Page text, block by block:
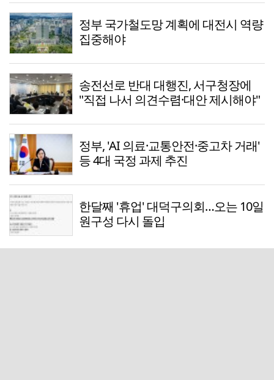
정부 국가철도망 계획에 대전시 역량
집중해야
송전선로 반대 대행진, 서구청장에
"직접 나서 의견수렴·대안 제시해야"
정부, 'AI 의료·교통안전·중고차 거래'
등 4대 국정 과제 추진
한달째 '휴업' 대덕구의회…오는 10일
원구성 다시 돌입